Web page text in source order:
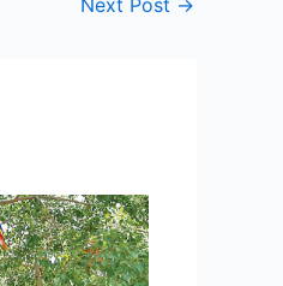
Next Post →